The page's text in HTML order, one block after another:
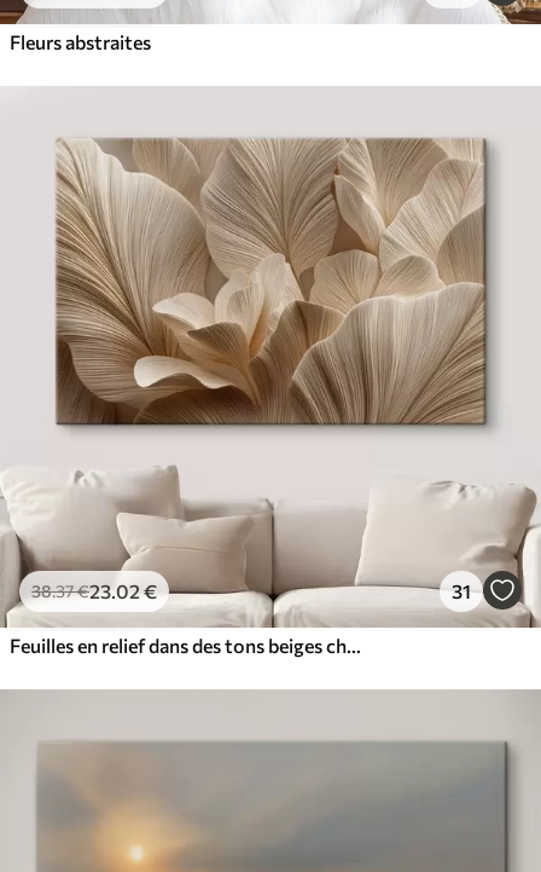
Fleurs abstraites
38.37€23.02 € 31
Feuilles en relief dans des tons beiges chauds